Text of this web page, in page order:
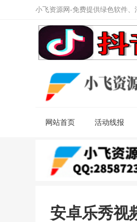
小飞资源网-免费提供绿色软件
网站首页 活动线报
安卓乐秀视